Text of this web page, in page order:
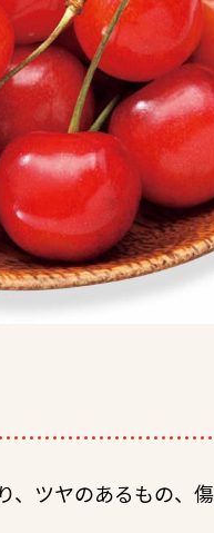
、ツヤのあるもの、